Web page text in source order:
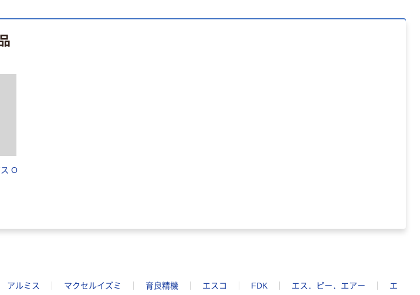
O
アルミス マクセルイズミ 育良精機 エスコ FDK エス．ピー．エアー
エ
個（直送品）